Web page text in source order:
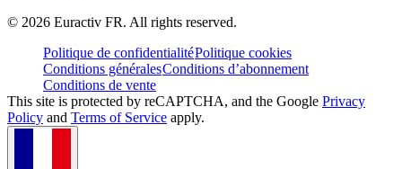
© 2026 Euractiv FR. All rights reserved.
Politique de confidentialitéPolitique cookies
Conditions généralesConditions d’abonnement
Conditions de vente
This site is protected by reCAPTCHA, and the Google Privacy
Policy and Terms of Service apply.